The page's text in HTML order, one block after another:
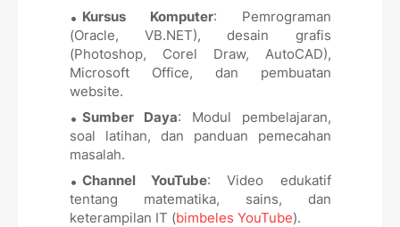
Kursus Komputer: Pemrograman
(Oracle, VB.NET), desain grafis
(Photoshop, Corel Draw, AutoCAD),
Microsoft Office, dan pembuatan
website.
Sumber Daya: Modul pembelajaran,
soal latihan, dan panduan pemecahan
masalah.
Channel YouTube: Video edukatif
tentang matematika, sains, dan
keterampilan IT (bimbeles YouTube).